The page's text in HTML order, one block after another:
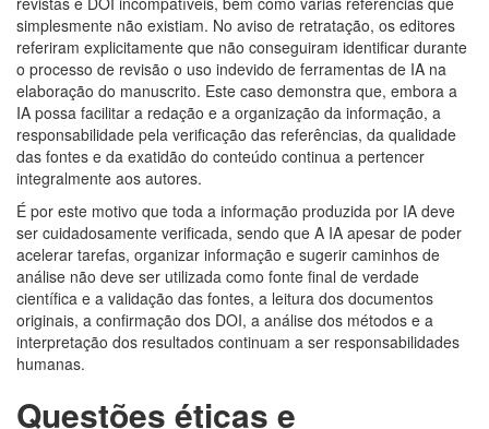
simplesmente não existiam. No aviso de retratação, os editores
referiram explicitamente que não conseguiram identificar durante
o processo de revisão o uso indevido de ferramentas de IA na
elaboração do manuscrito. Este caso demonstra que, embora a
IA possa facilitar a redação e a organização da informação, a
responsabilidade pela verificação das referências, da qualidade
das fontes e da exatidão do conteúdo continua a pertencer
integralmente aos autores.
É por este motivo que toda a informação produzida por IA deve
ser cuidadosamente verificada, sendo que A IA apesar de poder
acelerar tarefas, organizar informação e sugerir caminhos de
análise não deve ser utilizada como fonte final de verdade
científica e a validação das fontes, a leitura dos documentos
originais, a confirmação dos DOI, a análise dos métodos e a
interpretação dos resultados continuam a ser responsabilidades
humanas.
Questões éticas e